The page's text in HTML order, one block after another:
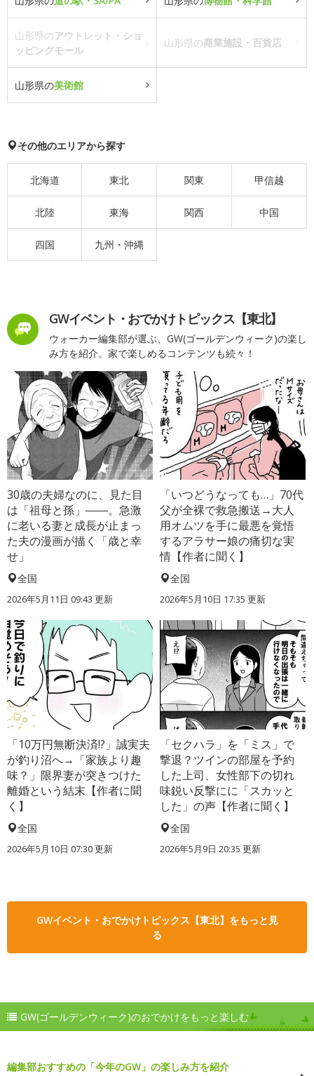
山形県のアウトレット・ショ
ッピングモール
山形県の商業施設・百貨店
山形県の美術館
その他のエリアから探す
北海道 東北 関東 甲信越
北陸 東海 関西 中国
四国 九州・沖縄
GWイベント・おでかけトピックス【東北】
ウォーカー編集部が選ぶ、GW(ゴールデンウィーク)の楽し
み方を紹介。家で楽しめるコンテンツも続々！
30歳の夫婦なのに、見た目
は「祖母と孫」――。急激
に老いる妻と成長が止まっ
た夫の漫画が描く「歳と幸
せ」
全国
2026年5月11日 09:43 更新
「いつどうなっても…」70代
父が全裸で救急搬送→大人
用オムツを手に最悪を覚悟
するアラサー娘の痛切な実
情【作者に聞く】
全国
2026年5月10日 17:35 更新
「10万円無断決済!?」誠実夫
が釣り沼へ→「家族より趣
味？」限界妻が突きつけた
離婚という結末【作者に聞
く】
全国
2026年5月10日 07:30 更新
「セクハラ」を「ミス」で
撃退？ツインの部屋を予約
した上司、女性部下の切れ
味鋭い反撃にに「スカッと
した」の声【作者に聞く】
全国
2026年5月9日 20:35 更新
GWイベント・おでかけトピックス【東北】をもっと見
る
GW(ゴールデンウィーク)のおでかけをもっと楽しむ
編集部おすすめの「今年のGW」の楽しみ方を紹介